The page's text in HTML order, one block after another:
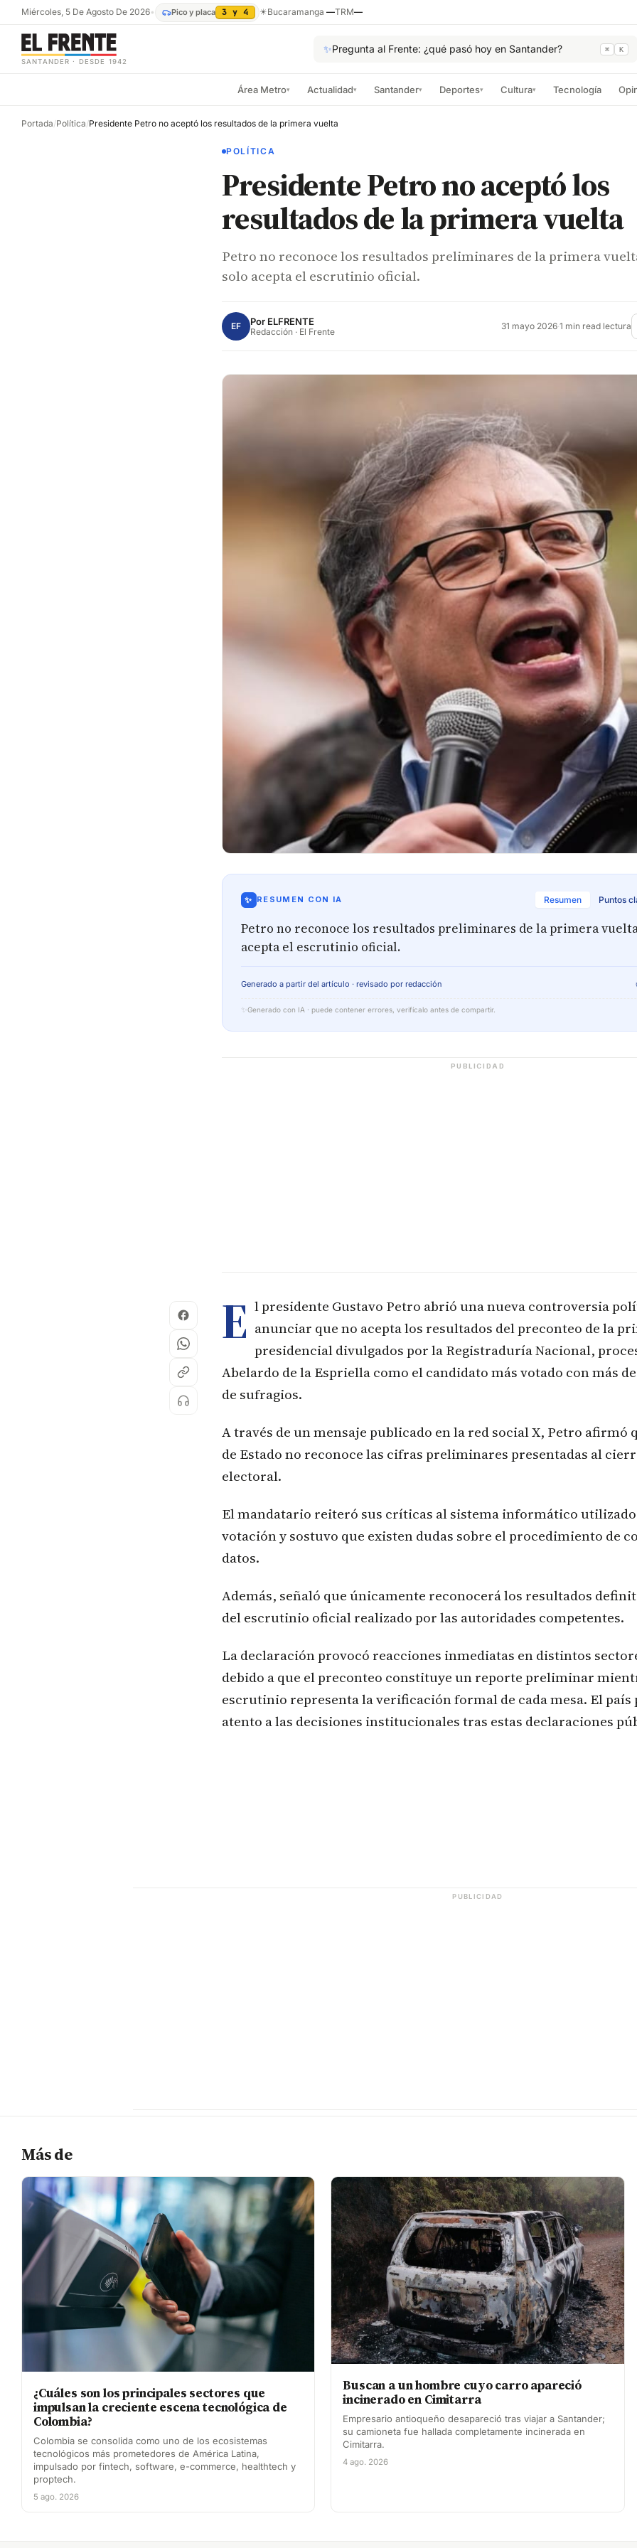
Miércoles, 5 De Agosto De 2026• Pico y placa 3 y 4 ☀Bucaramanga —TRM—
SANTANDER · DESDE 1942
✨Pregunta al Frente: ¿qué pasó hoy en Santander? ⌘ K
Área Metro▾ Actualidad▾ Santander▾ Deportes▾ Cultura▾ Tecnología
Portada/Política/Presidente Petro no aceptó los resultados de la primera vuelta
POLÍTICA
Presidente Petro no aceptó los
resultados de la primera vuelta
Petro no reconoce los resultados preliminares de la primera
solo acepta el escrutinio oficial.
EF Por ELFRENTE
Redacción · El Frente 31 mayo 2026·1 min read lectura
✨ RESUMEN CON IA Resumen Puntos
Petro no reconoce los resultados preliminares de la primera
acepta el escrutinio oficial.
Generado a partir del artículo · revisado por redacción
✨ Generado con IA · puede contener errores, verifícalo antes de compartir.
PUBLICIDAD
E l presidente Gustavo Petro abrió una nueva controversia
anunciar que no acepta los resultados del preconteo de la
presidencial divulgados por la Registraduría Nacional,
Abelardo de la Espriella como el candidato más votado con más
de sufragios.
A través de un mensaje publicado en la red social X, Petro afirmó
de Estado no reconoce las cifras preliminares presentadas al
electoral.
El mandatario reiteró sus críticas al sistema informático
votación y sostuvo que existen dudas sobre el procedimiento de
datos.
Además, señaló que únicamente reconocerá los resultados
del escrutinio oficial realizado por las autoridades competentes.
La declaración provocó reacciones inmediatas en distintos
debido a que el preconteo constituye un reporte preliminar
escrutinio representa la verificación formal de cada mesa. El país
atento a las decisiones institucionales tras estas declaraciones
PUBLICIDAD
Más de
¿Cuáles son los principales sectores que
impulsan la creciente escena tecnológica de
Colombia?
Colombia se consolida como uno de los ecosistemas
tecnológicos más prometedores de América Latina,
impulsado por fintech, software, e-commerce, healthtech y
proptech.
5 ago. 2026
Buscan a un hombre cuyo carro apareció
incinerado en Cimitarra
Empresario antioqueño desapareció tras viajar a Santander;
su camioneta fue hallada completamente incinerada en
Cimitarra.
4 ago. 2026